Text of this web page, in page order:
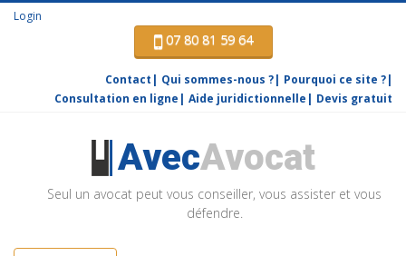
Login
07 80 81 59 64
Contact Qui sommes-nous ?
Pourquoi ce site ?
Consultation en ligne
Aide juridictionnelle Devis gratuit
AvecAvocat
Seul un avocat peut vous conseiller, vous assister et vous
défendre.